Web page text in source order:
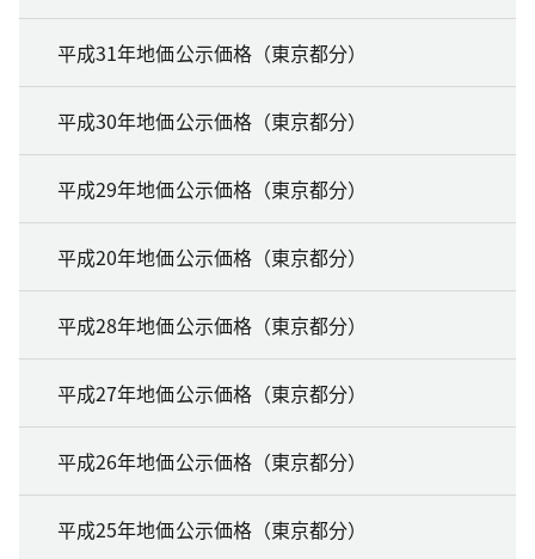
平成31年地価公示価格（東京都分）
平成30年地価公示価格（東京都分）
平成29年地価公示価格（東京都分）
平成20年地価公示価格（東京都分）
平成28年地価公示価格（東京都分）
平成27年地価公示価格（東京都分）
平成26年地価公示価格（東京都分）
平成25年地価公示価格（東京都分）